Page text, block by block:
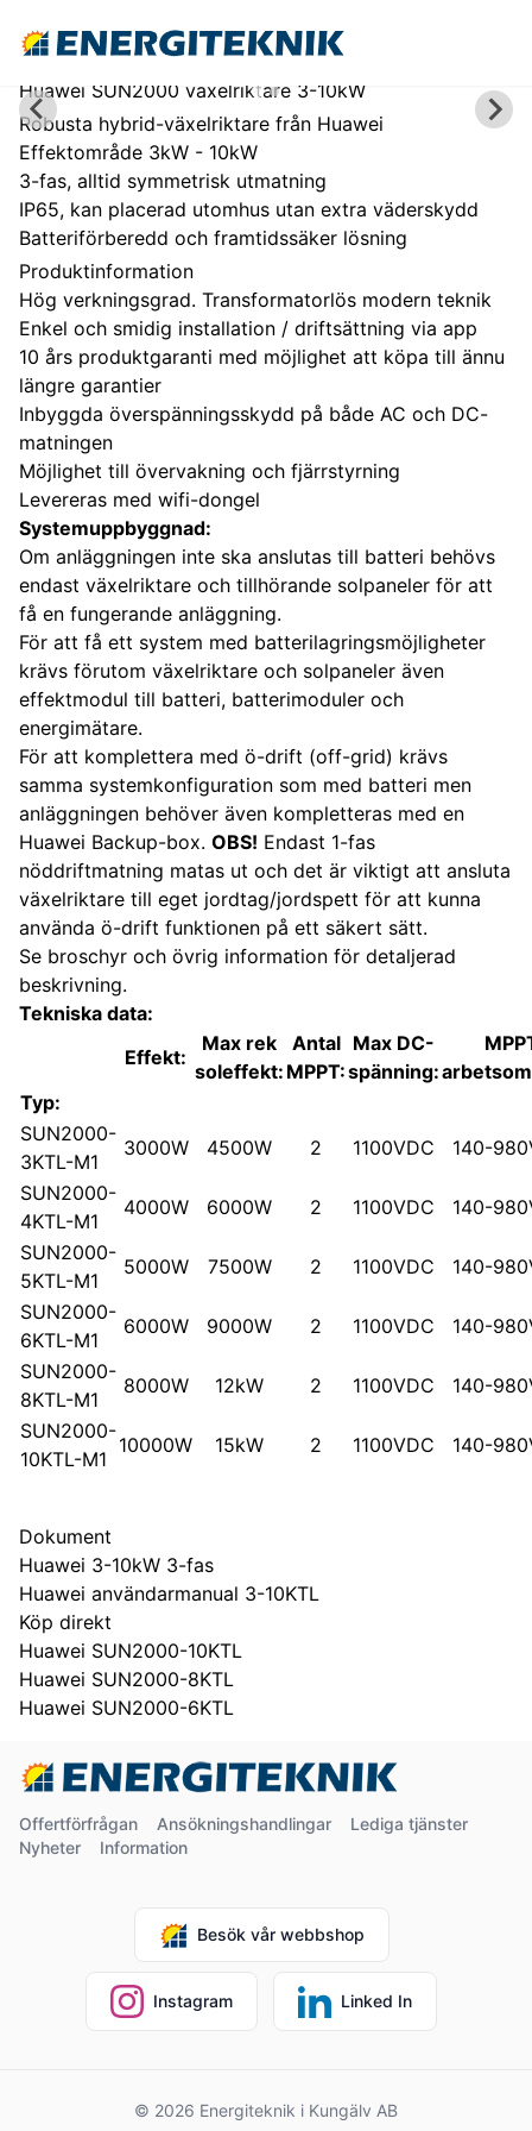
Huawei SUN2000 växelriktare 3-10kW
Robusta hybrid-växelriktare från Huawei
Effektområde 3kW - 10kW
3-fas, alltid symmetrisk utmatning
IP65, kan placerad utomhus utan extra väderskydd
Batteriförberedd och framtidssäker lösning
Produktinformation
Hög verkningsgrad. Transformatorlös modern teknik
Enkel och smidig installation / driftsättning via app
10 års produktgaranti med möjlighet att köpa till ännu
längre garantier
Inbyggda överspänningsskydd på både AC och DC-
matningen
Möjlighet till övervakning och fjärrstyrning
Levereras med wifi-dongel
Systemuppbyggnad:
Om anläggningen inte ska anslutas till batteri behövs
endast växelriktare och tillhörande solpaneler för att
få en fungerande anläggning.
För att få ett system med batterilagringsmöjligheter
krävs förutom växelriktare och solpaneler även
effektmodul till batteri, batterimoduler och
energimätare.
För att komplettera med ö-drift (off-grid) krävs
samma systemkonfiguration som med batteri men
anläggningen behöver även kompletteras med en
Huawei Backup-box. OBS! Endast 1-fas
nöddriftmatning matas ut och det är viktigt att ansluta
växelriktare till eget jordtag/jordspett för att kunna
använda ö-drift funktionen på ett säkert sätt.
Se broschyr och övrig information för detaljerad
beskrivning.
Tekniska data:
Effekt:
Max rek
soleffekt:
Antal
MPPT:
Max DC-
spänning:
Typ:
SUN2000-
3KTL-M1
3000W 4500W 2 1100VDC
140-
SUN2000-
4KTL-M1
4000W 6000W 2 1100VDC
140-
SUN2000-
5KTL-M1
5000W 7500W 2 1100VDC
140-
SUN2000-
6KTL-M1
6000W 9000W 2 1100VDC
140-
SUN2000-
8KTL-M1
8000W 12kW 2 1100VDC
140-
SUN2000-
10KTL-M1
10000W 15kW 2 1100VDC 140-
Dokument
Huawei 3-10kW 3-fas
Huawei användarmanual 3-10KTL
Köp direkt
Huawei SUN2000-10KTL
Huawei SUN2000-8KTL
Huawei SUN2000-6KTL
Offertförfrågan Ansökningshandlingar
Lediga tjänster
Nyheter
Information
Besök vår webbshop
Instagram Linked In
© 2026 Energiteknik i Kungälv AB